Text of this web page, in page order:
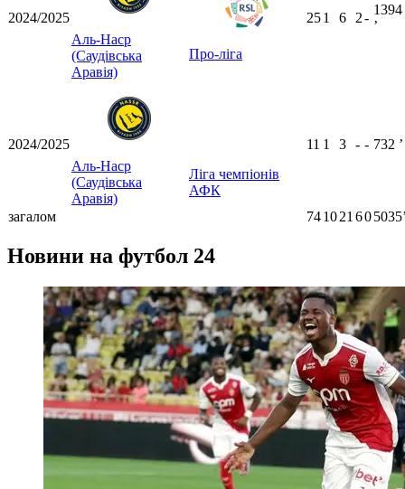
2024/2025
Аль-Наср
(Саудівська
Аравія)
Про-ліга
251 6 2-
1394
ʼ
2024/2025
Аль-Наср
(Саудівська
Аравія)
Ліга чемпіонів
АФК
11 1 3 - - 732 ʼ
загалом 741021 60
Новини на футбол 24